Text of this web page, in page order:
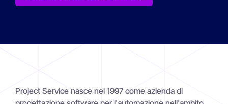
Project Service nasce nel 1997 come azienda di